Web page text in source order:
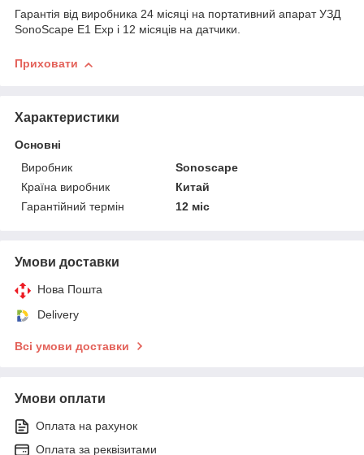
Гарантія від виробника 24 місяці на портативний апарат УЗД
SonoScape E1 Exp і 12 місяців на датчики.
Приховати
Характеристики
Основні
Виробник
Sonoscape
Країна виробник
Китай
Гарантійний термін
12 міс
Умови доставки
Нова Пошта
Delivery
Всі умови доставки
Умови оплати
Оплата на рахунок
Оплата за реквізитами